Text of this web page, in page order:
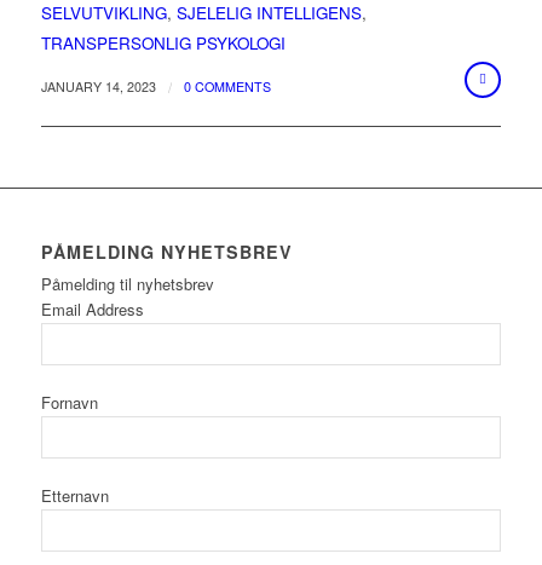
SELVUTVIKLING, SJELELIG INTELLIGENS,
TRANSPERSONLIG PSYKOLOGI
JANUARY 14, 2023 / 0 COMMENTS
PÅMELDING NYHETSBREV
Påmelding til nyhetsbrev
Email Address
Fornavn
Etternavn